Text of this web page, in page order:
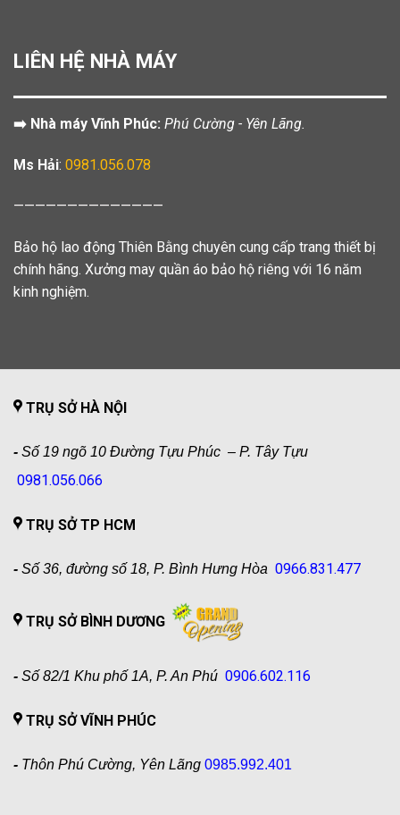
LIÊN HỆ NHÀ MÁY
➡️ Nhà máy Vĩnh Phúc: Phú Cường - Yên Lãng.
Ms Hải: 0981.056.078
——————————————
Bảo hộ lao động Thiên Bằng chuyên cung cấp trang thiết bị
chính hãng. Xưởng may quần áo bảo hộ riêng với 16 năm
kinh nghiệm.
TRỤ SỞ HÀ NỘI
- Số 19 ngõ 10 Đường Tựu Phúc – P. Tây Tựu
0981.056.066
TRỤ SỞ TP HCM
- Số 36, đường số 18, P. Bình Hưng Hòa 0966.831.477
TRỤ SỞ BÌNH DƯƠNG
- Số 82/1 Khu phố 1A, P. An Phú 0906.602.116
TRỤ SỞ VĨNH PHÚC
- Thôn Phú Cường, Yên Lãng 0985.992.401